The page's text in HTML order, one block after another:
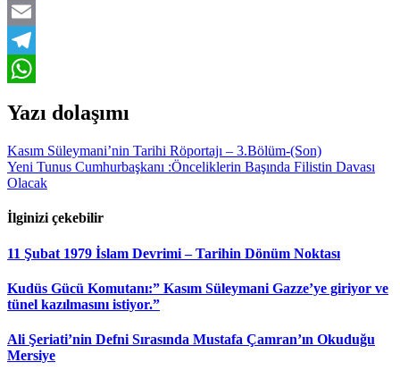
LinkedIn
Email
Telegram
Yazı dolaşımı
Kasım Süleymani’nin Tarihi Röportajı – 3.Bölüm-(Son)
Yeni Tunus Cumhurbaşkanı :Önceliklerin Başında Filistin Davası
Olacak
İlginizi çekebilir
11 Şubat 1979 İslam Devrimi – Tarihin Dönüm Noktası
Kudüs Gücü Komutanı:” Kasım Süleymani Gazze’ye giriyor ve
tünel kazılmasını istiyor.”
Ali Şeriati’nin Defni Sırasında Mustafa Çamran’ın Okuduğu
Mersiye